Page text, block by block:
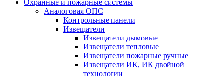
Охранные и пожарные системы
Аналоговая ОПС
Контрольные панели
Извещатели
Извещатели дымовые
Извещатели тепловые
Извещатели пожарные ручные
Извещатели ИК, ИК двойной
технологии